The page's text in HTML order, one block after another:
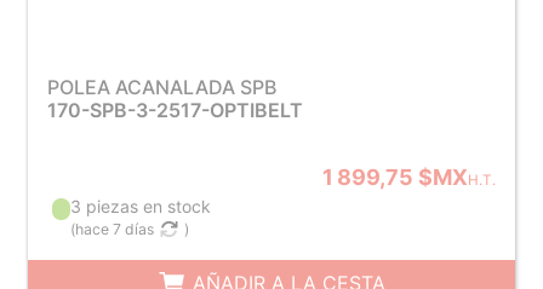
POLEA ACANALADA SPB
170-SPB-3-2517-OPTIBELT
1 899,75 $MXH.T.
3 piezas en stock
(hace 7 días )
AÑADIR A LA CESTA